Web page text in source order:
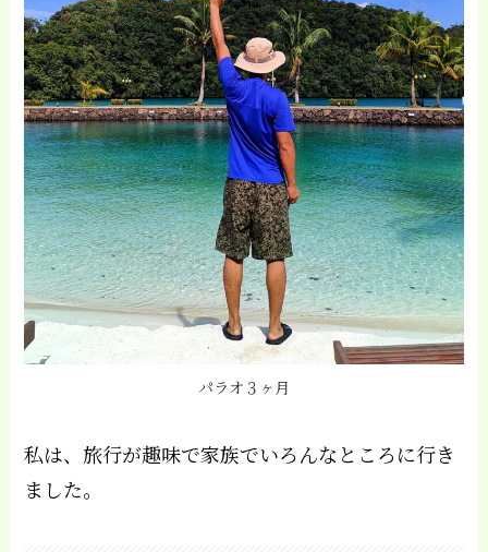
パラオ３ヶ月
私は、旅行が趣味で家族でいろんなところに行き
ました。